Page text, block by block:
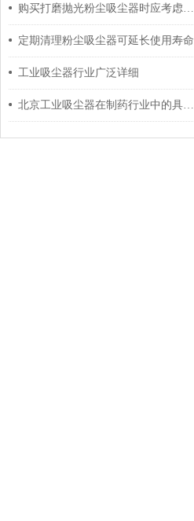
购买打磨抛光粉尘吸尘器时应考虑这几个方面
定期清理粉尘吸尘器可延长使用寿命
工业吸尘器行业广泛详细
北京工业吸尘器在制药行业中的具体运用及指导